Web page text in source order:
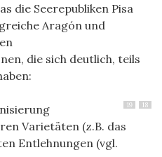
die Seerepubliken Pisa
Aragón und
die sich deutlich, teils
18
19
Varietäten (z.B. das
Entlehnungen (vgl.